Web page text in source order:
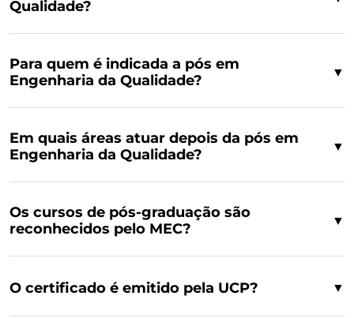
Qualidade?
Para quem é indicada a pós em
Engenharia da Qualidade?
▼
Em quais áreas atuar depois da pós em
Engenharia da Qualidade?
▼
Os cursos de pós-graduação são
reconhecidos pelo MEC?
▼
O certificado é emitido pela UCP? ▼